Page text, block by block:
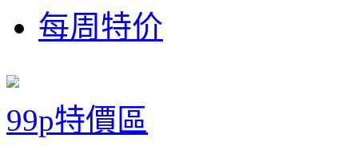
每周特价
99p特價區